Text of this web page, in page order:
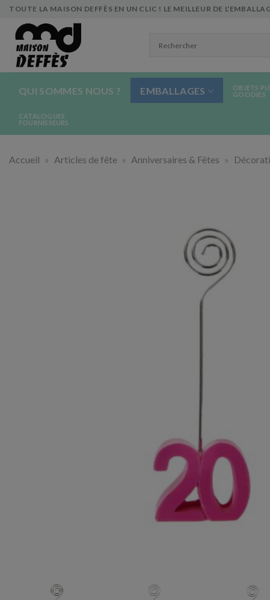
Skip
content
TOUTE LA MAISON DEFFÈS EN UN CLIC ! LE MEILLEUR DE
QUI SOMMES NOUS ? EMBALLAGES
OBJETS
GOODIES
CATALOGUES
FOURNISSEURS
Accueil » Articles de fête » Anniversaires & Fêtes »